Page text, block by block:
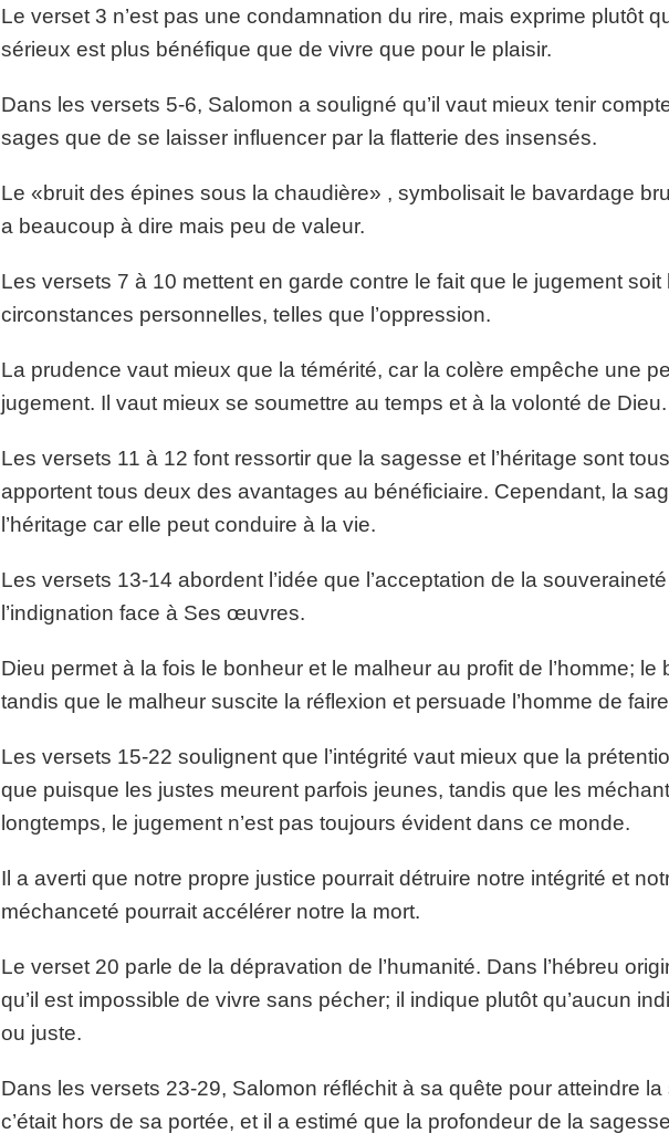
Le verset 3 n’est pas une condamnation du rire, mais exprime plutôt
sérieux est plus bénéfique que de vivre que pour le plaisir.
Dans les versets 5-6, Salomon a souligné qu’il vaut mieux tenir
sages que de se laisser influencer par la flatterie des insensés.
Le «bruit des épines sous la chaudière» , symbolisait le bavardage
a beaucoup à dire mais peu de valeur.
Les versets 7 à 10 mettent en garde contre le fait que le jugement soit
circonstances personnelles, telles que l’oppression.
La prudence vaut mieux que la témérité, car la colère empêche une
jugement. Il vaut mieux se soumettre au temps et à la volonté de Dieu.
Les versets 11 à 12 font ressortir que la sagesse et l’héritage sont
apportent tous deux des avantages au bénéficiaire. Cependant, la
l’héritage car elle peut conduire à la vie.
Les versets 13-14 abordent l’idée que l’acceptation de la
l’indignation face à Ses œuvres.
Dieu permet à la fois le bonheur et le malheur au profit de l’homme;
tandis que le malheur suscite la réflexion et persuade l’homme de
Les versets 15-22 soulignent que l’intégrité vaut mieux que la
que puisque les justes meurent parfois jeunes, tandis que les
longtemps, le jugement n’est pas toujours évident dans ce monde.
Il a averti que notre propre justice pourrait détruire notre intégrité et
méchanceté pourrait accélérer notre la mort.
Le verset 20 parle de la dépravation de l’humanité. Dans l’hébreu
qu’il est impossible de vivre sans pécher; il indique plutôt qu’aucun
ou juste.
Dans les versets 23-29, Salomon réfléchit à sa quête pour atteindre
c’était hors de sa portée, et il a estimé que la profondeur de la